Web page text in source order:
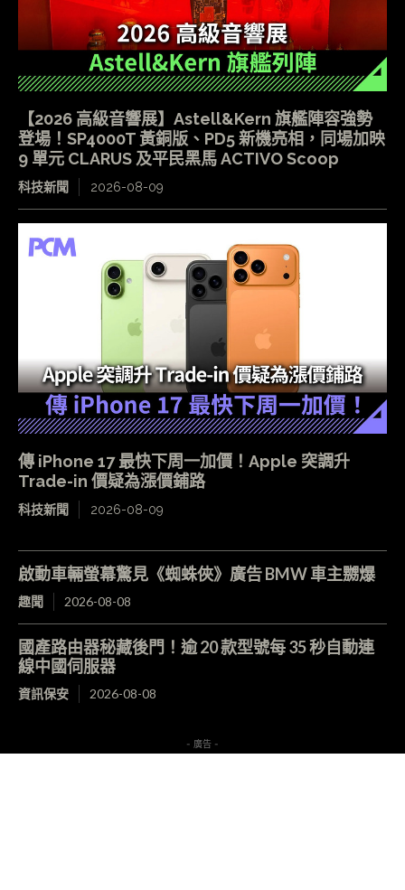
【2026 高級音響展】Astell&Kern 旗艦陣容強勢
登場！SP4000T 黃銅版、PD5 新機亮相，同場加映
9 單元 CLARUS 及平民黑馬 ACTIVO Scoop
科技新聞 2026-08-09
傳 iPhone 17 最快下周一加價！Apple 突調升
Trade-in 價疑為漲價鋪路
科技新聞 2026-08-09
啟動車輛螢幕驚見《蜘蛛俠》廣告 BMW 車主嬲爆
趣聞 2026-08-08
國產路由器秘藏後門！逾 20 款型號每 35 秒自動連
線中國伺服器
資訊保安 2026-08-08
- 廣告 -